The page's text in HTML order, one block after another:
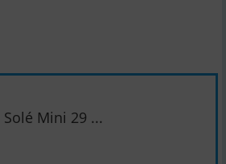
Mini 29 ...